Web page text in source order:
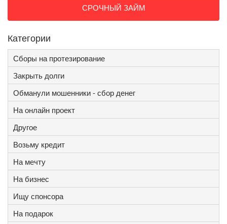
СРОЧНЫЙ ЗАЙМ
Категории
Сборы на протезирование
Закрыть долги
Обманули мошенники - сбор денег
На онлайн проект
Другое
Возьму кредит
На мечту
На бизнес
Ищу спонсора
На подарок